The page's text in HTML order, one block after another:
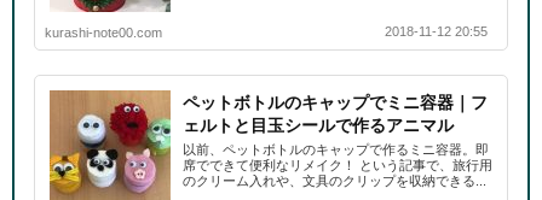
kurashi-note00.com 2018-11-12 20:55
ペットボトルのキャップでミニ容器｜フ
ェルトと目玉シールで作るアニマル
以前、ペットボトルのキャップで作るミニ容器。即
席でできて便利なリメイク！ という記事で、旅行用
のクリーム入れや、文具のクリップを収納できる...